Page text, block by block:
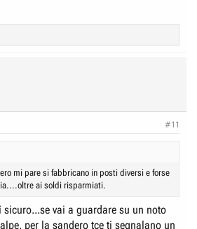
#11
mi pare si fabbricano in posti diversi e forse
ai soldi risparmiati.
vai a guardare su un noto
per la sandero tce ti segnalano un